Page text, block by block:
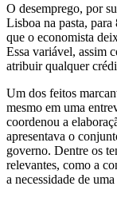
O desemprego, por
Lisboa na pasta,
que o economista
Essa variável, assim
atribuir qualquer
Um dos feitos
mesmo em uma
coordenou a
apresentava o
governo. Dentre os
relevantes, como a
a necessidade de